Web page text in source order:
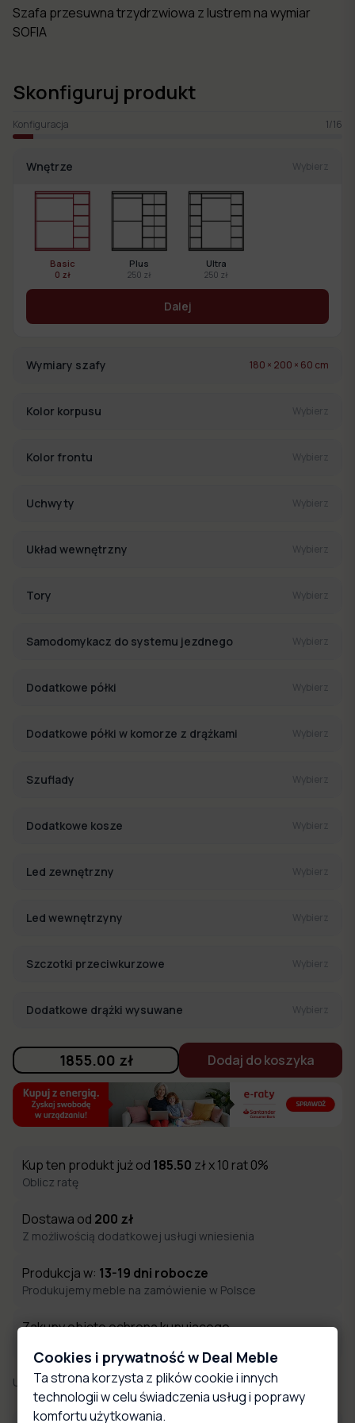
Szafa przesuwna trzydrzwiowa z lustrem na wymiar
SOFIA
Skonfiguruj produkt
Konfiguracja 1/16
Wnętrze Wybierz
Basic
0 zł
Plus
250 zł
Ultra
250 zł
Dalej
Wymiary szafy 180 × 200 × 60 cm
Kolor korpusu Wybierz
Kolor frontu Wybierz
Uchwyty Wybierz
Układ wewnętrzny Wybierz
Tory Wybierz
Samodomykacz do systemu jezdnego Wybierz
Dodatkowe półki Wybierz
Dodatkowe półki w komorze z drążkami Wybierz
Szuflady Wybierz
Dodatkowe kosze Wybierz
Led zewnętrzny Wybierz
Led wewnętrzyny Wybierz
Szczotki przeciwkurzowe Wybierz
Dodatkowe drążki wysuwane Wybierz
1855.00 zł Dodaj do koszyka
Kup ten produkt już od 185.50 zł x 10 rat 0%
Oblicz ratę
Dostawa od 200 zł
Z możliwością dodatkowej usługi wniesienia
Produkcja w: 13-19 dni robocze
Produkujemy meble na zamówienie w Polsce
Zakupy objęte ochroną kupującego
Udostępnij:
Cookies i prywatność w Deal Meble
Ta strona korzysta z plików cookie i innych
technologii w celu świadczenia usług i poprawy
komfortu użytkowania.